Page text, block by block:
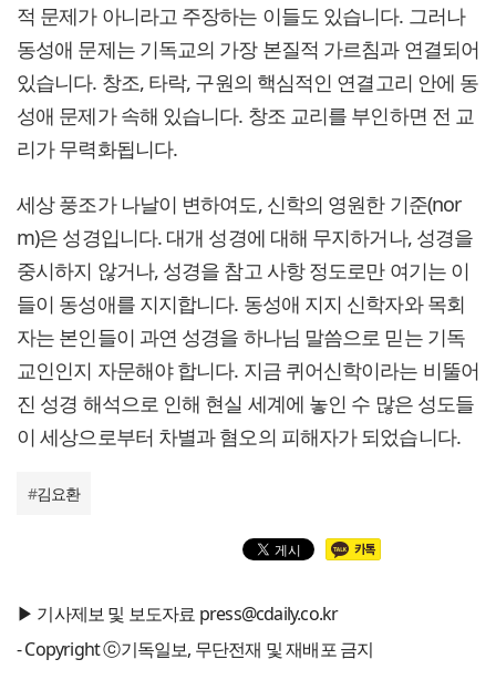
적 문제가 아니라고 주장하는 이들도 있습니다. 그러나
동성애 문제는 기독교의 가장 본질적 가르침과 연결되어
있습니다. 창조, 타락, 구원의 핵심적인 연결고리 안에 동
성애 문제가 속해 있습니다. 창조 교리를 부인하면 전 교
리가 무력화됩니다.
세상 풍조가 나날이 변하여도, 신학의 영원한 기준(nor
m)은 성경입니다. 대개 성경에 대해 무지하거나, 성경을
중시하지 않거나, 성경을 참고 사항 정도로만 여기는 이
들이 동성애를 지지합니다. 동성애 지지 신학자와 목회
자는 본인들이 과연 성경을 하나님 말씀으로 믿는 기독
교인인지 자문해야 합니다. 지금 퀴어신학이라는 비뚤어
진 성경 해석으로 인해 현실 세계에 놓인 수 많은 성도들
이 세상으로부터 차별과 혐오의 피해자가 되었습니다.
#김요환
▶ 기사제보 및 보도자료 press@cdaily.co.kr
- Copyright ⓒ기독일보, 무단전재 및 재배포 금지